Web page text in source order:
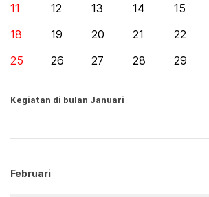
11
12 13 14 15
18
19 20 21 22
25
26 27 28 29
Kegiatan di bulan Januari
Februari